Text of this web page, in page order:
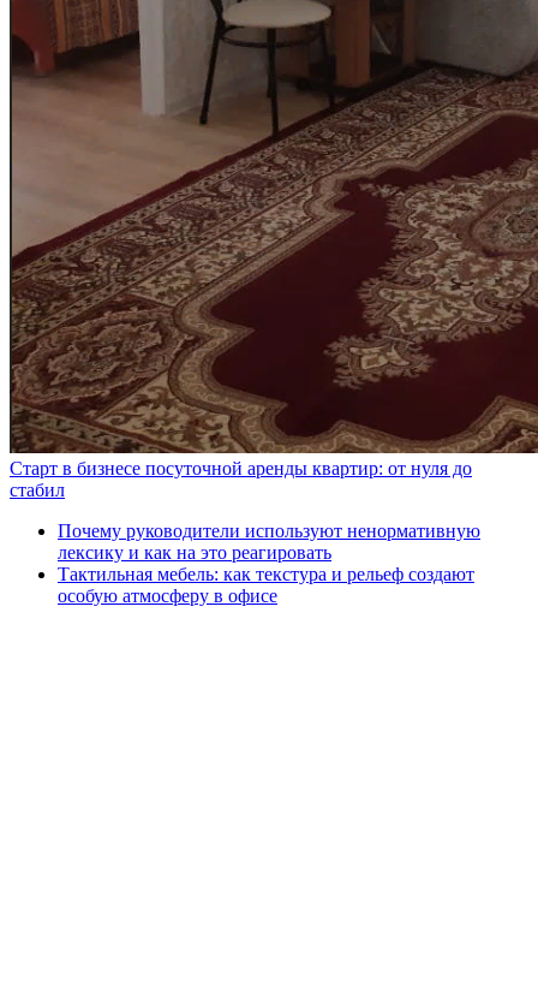
Старт в бизнесе посуточной аренды квартир: от нуля до
стабил
Почему руководители используют ненормативную
лексику и как на это реагировать
Тактильная мебель: как текстура и рельеф создают
особую атмосферу в офисе